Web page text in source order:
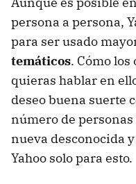
persona a persona,
para ser usado
temáticos. Cómo los
quieras hablar en
deseo buena suerte
número de
nueva desconocida
Yahoo solo para esto.